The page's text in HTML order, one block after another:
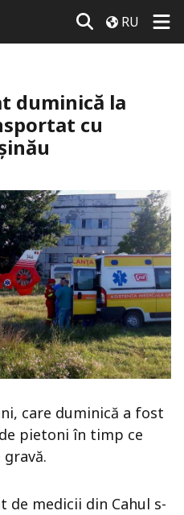
RU
duminică la
cu
care duminică a fost
pietoni în timp ce
de medicii din Cahul s-